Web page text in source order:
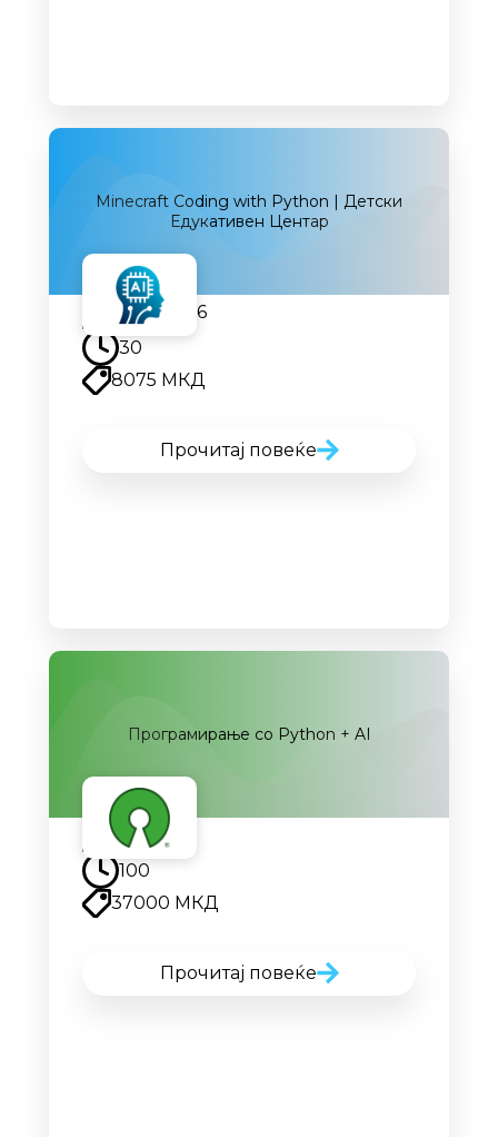
Minecraft Coding with Python | Детски
Едукативен Центар
12.09.2026
30
8075 МКД
Прочитај повеќе
Програмирање со Python + AI
Наскоро
100
37000 МКД
Прочитај повеќе